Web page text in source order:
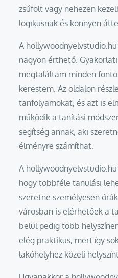
zsúfolt vagy nehezen
logikusnak és könnyen
A
nagyon érthető.
megtaláltam minden
kerestem. Az oldalon
tanfolyamokat, és azt is
működik a tanítási
segítség annak, aki
élményre számíthat.
A
hogy többféle tanulási
szeretne személyesen
városban is elérhetőek a
belül pedig több
elég praktikus, mert így
lakóhelyhez közeli